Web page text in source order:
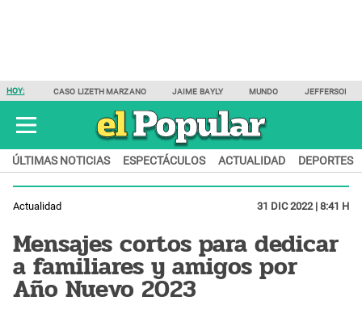
HOY: CASO LIZETH MARZANO JAIME BAYLY MUNDO JEFFERSON
ÚLTIMAS NOTICIAS ESPECTÁCULOS ACTUALIDAD DEPORTES
Actualidad 31 DIC 2022 | 8:41 H
Mensajes cortos para dedicar
a familiares y amigos por
Año Nuevo 2023